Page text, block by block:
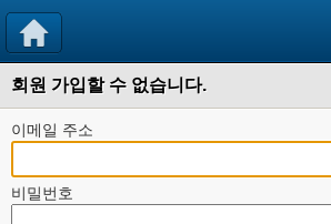
회원 가입할 수 없습니다.
이메일 주소
비밀번호